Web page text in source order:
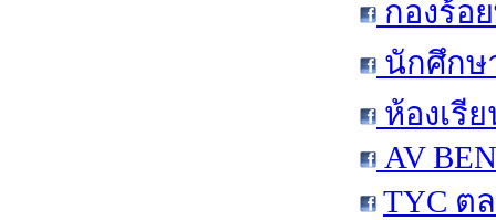
กองร้อ
นักศึกษ
ห้องเรี
AV
TYC ต